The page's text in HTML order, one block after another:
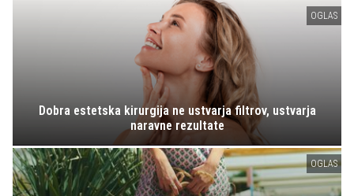
OGLAS
Dobra estetska kirurgija ne ustvarja filtrov, ustvarja
naravne rezultate
OGLAS